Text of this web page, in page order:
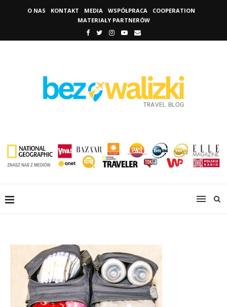
O NAS KONTAKT MEDIA WSPÓŁPRACA
COOPERATION
MATERIAŁY PARTNERÓW